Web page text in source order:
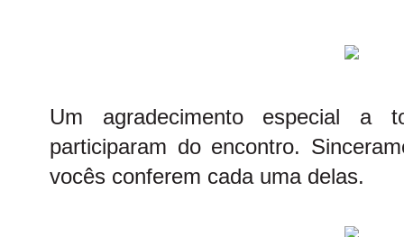
Um agradecimento especial a
participaram do encontro.
vocês conferem cada uma delas.